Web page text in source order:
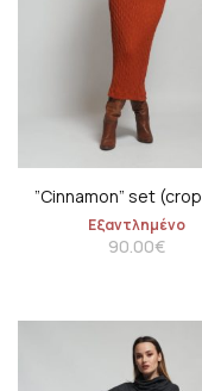
”Cinnamon” set
Εξαντλημένο
90.00€